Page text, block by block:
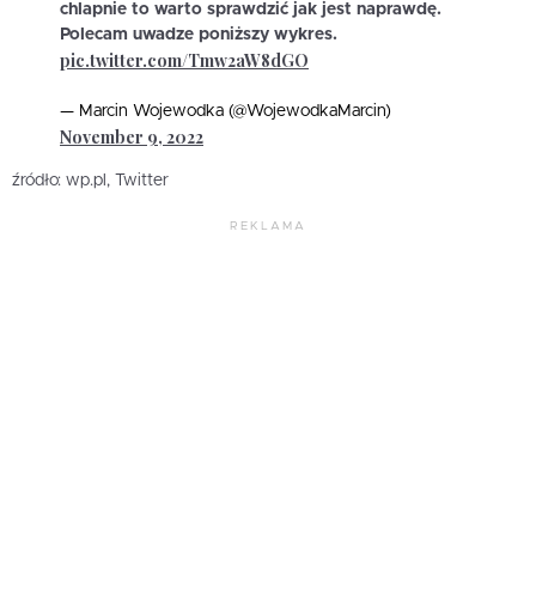
chlapnie to warto sprawdzić jak jest naprawdę.
Polecam uwadze poniższy wykres.
pic.twitter.com/Tmw2aW8dGO
— Marcin Wojewodka (@WojewodkaMarcin)
November 9, 2022
źródło: wp.pl, Twitter
REKLAMA